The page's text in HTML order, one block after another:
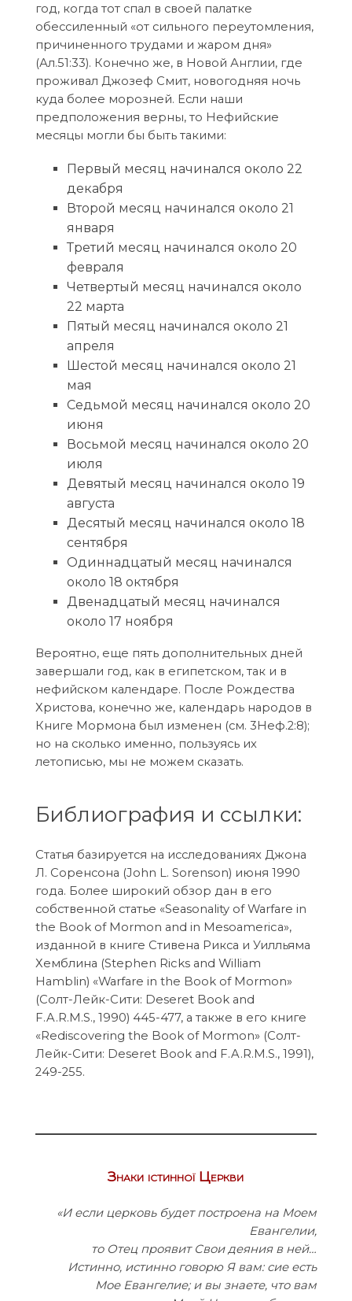
год, когда тот спал в своей палатке
обессиленный «от сильного переутомления,
причиненного трудами и жаром дня»
(Ал.51:33). Конечно же, в Новой Англии, где
проживал Джозеф Смит, новогодняя ночь
куда более морозней. Если наши
предположения верны, то Нефийские
месяцы могли бы быть такими:
Первый месяц начинался около 22
декабря
Второй месяц начинался около 21
января
Третий месяц начинался около 20
февраля
Четвертый месяц начинался около
22 марта
Пятый месяц начинался около 21
апреля
Шестой месяц начинался около 21
мая
Седьмой месяц начинался около 20
июня
Восьмой месяц начинался около 20
июля
Девятый месяц начинался около 19
августа
Десятый месяц начинался около 18
сентября
Одиннадцатый месяц начинался
около 18 октября
Двенадцатый месяц начинался
около 17 ноября
Вероятно, еще пять дополнительных дней
завершали год, как в египетском, так и в
нефийском календаре. После Рождества
Христова, конечно же, календарь народов в
Книге Мормона был изменен (см. 3Неф.2:8);
но на сколько именно, пользуясь их
летописью, мы не можем сказать.
Библиография и ссылки:
Статья базируется на исследованиях Джона
Л. Соренсона (John L. Sorenson) июня 1990
года. Более широкий обзор дан в его
собственной статье «Seasonality of Warfare in
the Book of Mormon and in Mesoamerica»,
изданной в книге Стивена Рикса и Уилльяма
Хемблина (Stephen Ricks and William
Hamblin) «Warfare in the Book of Mormon»
(Солт-Лейк-Сити: Deseret Book and
F.A.R.M.S., 1990) 445-477, а также в его книге
«Rediscovering the Book of Mormon» (Солт-
Лейк-Сити: Deseret Book and F.A.R.M.S., 1991),
249-255.
Знаки істинної Церкви
«И если церковь будет построена на Моем
Евангелии,
то Отец проявит Свои деяния в ней…
Истинно, истинно говорю Я вам: сие есть
Мое Евангелие; и вы знаете, что вам